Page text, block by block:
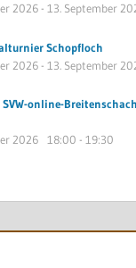
2026-13. September
Schopfloch
2026-13. September
SVW-online-
2026
18:00 -19:30